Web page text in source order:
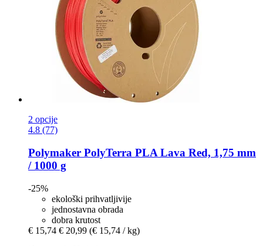
2 opcije
4.8 (77)
Polymaker PolyTerra PLA Lava Red, 1,75 mm
/ 1000 g
-25%
ekološki prihvatljivije
jednostavna obrada
dobra krutost
€ 15,74 € 20,99 (€ 15,74 / kg)